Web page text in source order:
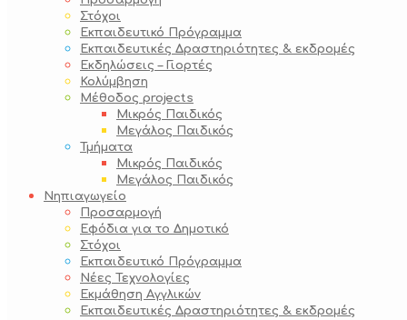
Στόχοι
Εκπαιδευτικό Πρόγραμμα
Εκπαιδευτικές Δραστηριότητες & εκδρομές
Εκδηλώσεις – Γιορτές
Κολύμβηση
Μέθοδος projects
Μικρός Παιδικός
Μεγάλος Παιδικός
Τμήματα
Μικρός Παιδικός
Μεγάλος Παιδικός
Νηπιαγωγείο
Προσαρμογή
Εφόδια για το Δημοτικό
Στόχοι
Εκπαιδευτικό Πρόγραμμα
Νέες Τεχνολογίες
Εκμάθηση Αγγλικών
Εκπαιδευτικές Δραστηριότητες & εκδρομές